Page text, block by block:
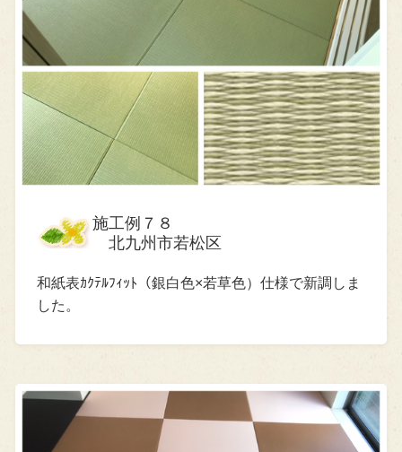
施工例７８
北九州市若松区
和紙表ｶｸﾃﾙﾌｨｯﾄ（銀白色×若草色）仕様で新調しま
した。